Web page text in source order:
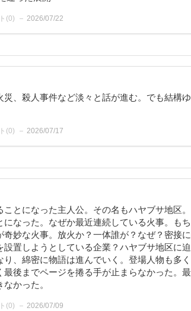
(0) 2026/07/22
災、殺人事件など淡々と話が進む。でも結構
(0) 2026/07/17
ことになった主人公。その名もハヤブサ地区
になった。なぜか最近連続している火事。も
奇妙な火事。放火か？一体誰が？なぜ？密接
設置しようとしている企業？ハヤブサ地区に
、綿密に物語は進んでいく。登場人物も多
後までページを捲る手が止まらなかった。
かった。
(0) 2026/07/09